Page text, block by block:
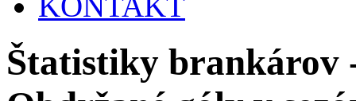
Štatistiky brankárov